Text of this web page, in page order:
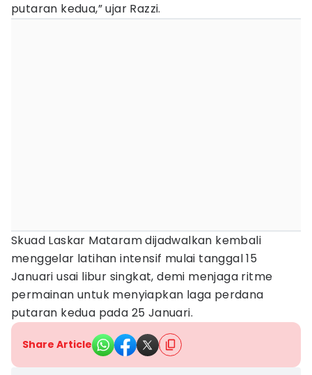
putaran kedua,” ujar Razzi.
Skuad Laskar Mataram dijadwalkan kembali
menggelar latihan intensif mulai tanggal 15
Januari usai libur singkat, demi menjaga ritme
permainan untuk menyiapkan laga perdana
putaran kedua pada 25 Januari.
Share Article